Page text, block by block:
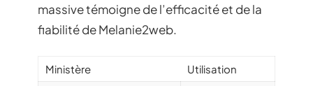
massive témoigne de l’efficacité et de la
fiabilité de Melanie2web.
Ministère
Utilisation